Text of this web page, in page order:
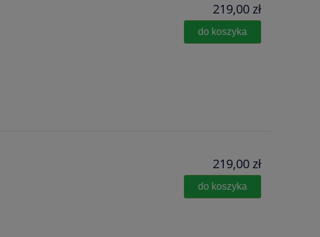
219,00 zł
do koszyka
219,00 zł
do koszyka